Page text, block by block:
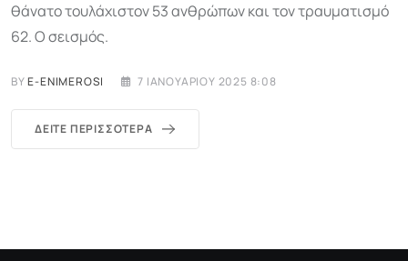
θάνατο τουλάχιστον 53 ανθρώπων και τον τραυματισμό
62. Ο σεισμός.
BYE-ENIMEROSI 7 ΙΑΝΟΥΑΡΊΟΥ 2025 8:08
ΔΕΊΤΕ ΠΕΡΙΣΣΌΤΕΡΑ